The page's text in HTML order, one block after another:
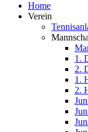
Home
Verein
1.
2.
1.
2.